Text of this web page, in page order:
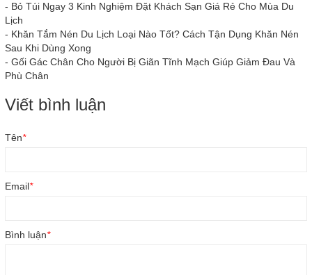
- Bỏ Túi Ngay 3 Kinh Nghiệm Đặt Khách Sạn Giá Rẻ Cho Mùa Du
Lịch
- Khăn Tắm Nén Du Lịch Loại Nào Tốt? Cách Tận Dụng Khăn Nén
Sau Khi Dùng Xong
- Gối Gác Chân Cho Người Bị Giãn Tĩnh Mạch Giúp Giảm Đau Và
Phù Chân
Viết bình luận
Tên*
Email*
Bình luận*